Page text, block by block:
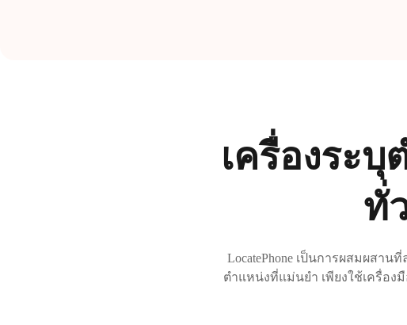
เครื่องระ
ทั่
LocatePhone เป็นการผสมผสา
ตำแหน่งที่แม่นยำ เพียงใช้เครื่อ